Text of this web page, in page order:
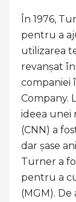
În 1976,
pentru a
utilizarea
revanșat
companiei
Company.
ideea unei
(CNN) a
dar șase
Turner a
pentru a
(MGM). De